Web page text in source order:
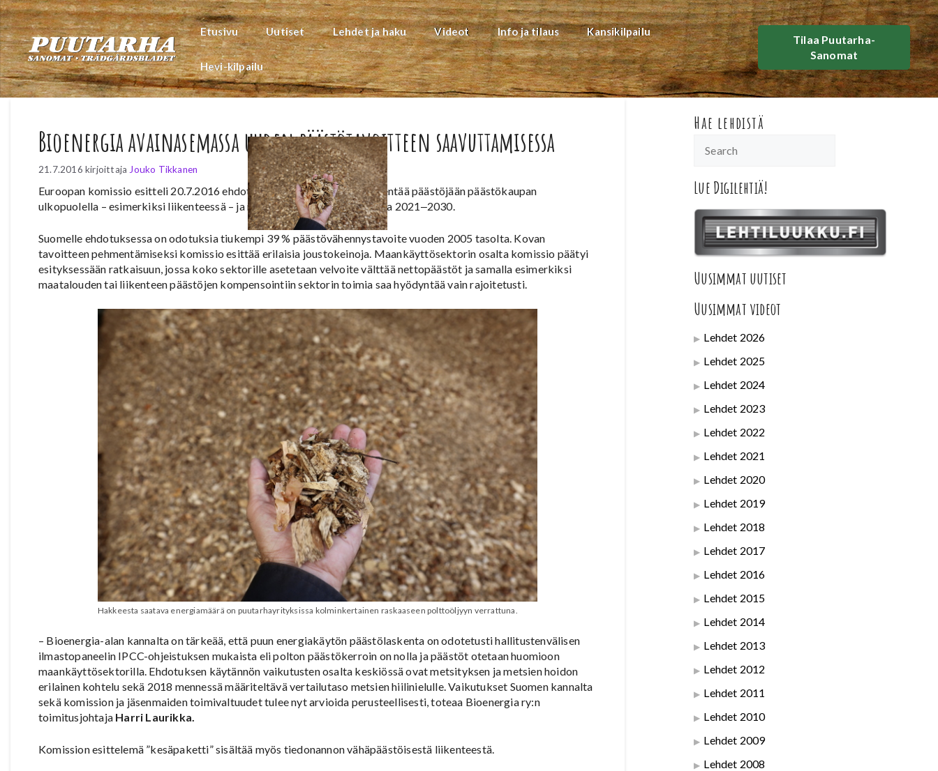
Siirry
sisältöön
Etusivu Uutiset Lehdet ja haku Videot Info ja tilaus Kansikilpailu
Hevi-kilpailu
Tilaa Puutarha-
Sanomat
Bioenergia avainasemassa uuden päästötavoitteen saavuttamisessa
21.7.2016 kirjoittaja Jouko Tikkanen
Euroopan komissio esitteli 20.7.2016 ehdotuksensa siitä, miten EU vähentää päästöjään päästökaupan
ulkopuolella – esimerkiksi liikenteessä – ja maankäyttösektorilla vuosina 2021‒2030.
Suomelle ehdotuksessa on odotuksia tiukempi 39 % päästövähennystavoite vuoden 2005 tasolta. Kovan
tavoitteen pehmentämiseksi komissio esittää erilaisia joustokeinoja. Maankäyttösektorin osalta komissio päätyi
esityksessään ratkaisuun, jossa koko sektorille asetetaan velvoite välttää nettopäästöt ja samalla esimerkiksi
maatalouden tai liikenteen päästöjen kompensointiin sektorin toimia saa hyödyntää vain rajoitetusti.
Hakkeesta saatava energiamäärä on puutarhayrityksissa kolminkertainen raskaaseen polttoöljyyn verrattuna.
– Bioenergia-alan kannalta on tärkeää, että puun energiakäytön päästölaskenta on odotetusti hallitustenvälisen
ilmastopaneelin IPCC-ohjeistuksen mukaista eli polton päästökerroin on nolla ja päästöt otetaan huomioon
maankäyttösektorilla. Ehdotuksen käytännön vaikutusten osalta keskiössä ovat metsityksen ja metsien hoidon
erilainen kohtelu sekä 2018 mennessä määriteltävä vertailutaso metsien hiilinielulle. Vaikutukset Suomen kannalta
sekä komission ja jäsenmaiden toimivaltuudet tulee nyt arvioida perusteellisesti, toteaa Bioenergia ry:n
toimitusjohtaja Harri Laurikka.
Komission esittelemä ”kesäpaketti” sisältää myös tiedonannon vähäpäästöisestä liikenteestä.
Hae lehdistä
Lue Digilehtiä!
Uusimmat uutiset
Uusimmat videot
Lehdet 2026
Lehdet 2025
Lehdet 2024
Lehdet 2023
Lehdet 2022
Lehdet 2021
Lehdet 2020
Lehdet 2019
Lehdet 2018
Lehdet 2017
Lehdet 2016
Lehdet 2015
Lehdet 2014
Lehdet 2013
Lehdet 2012
Lehdet 2011
Lehdet 2010
Lehdet 2009
Lehdet 2008